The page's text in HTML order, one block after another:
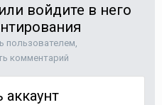
войдите в него
комментарий
аккаунт